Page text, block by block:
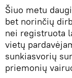
Šiuo metu
bet norinčių
nei registruota
vietų
sunkiasvorių
priemonių